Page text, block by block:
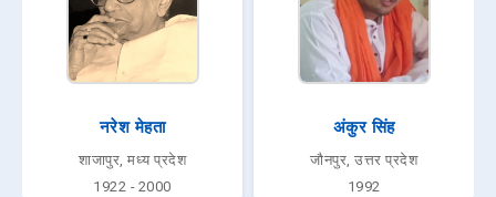
नरेश मेहता
शाजापुर, मध्य प्रदेश
1922 - 2000
अंकुर सिंह
जौनपुर, उत्तर प्रदेश
1992